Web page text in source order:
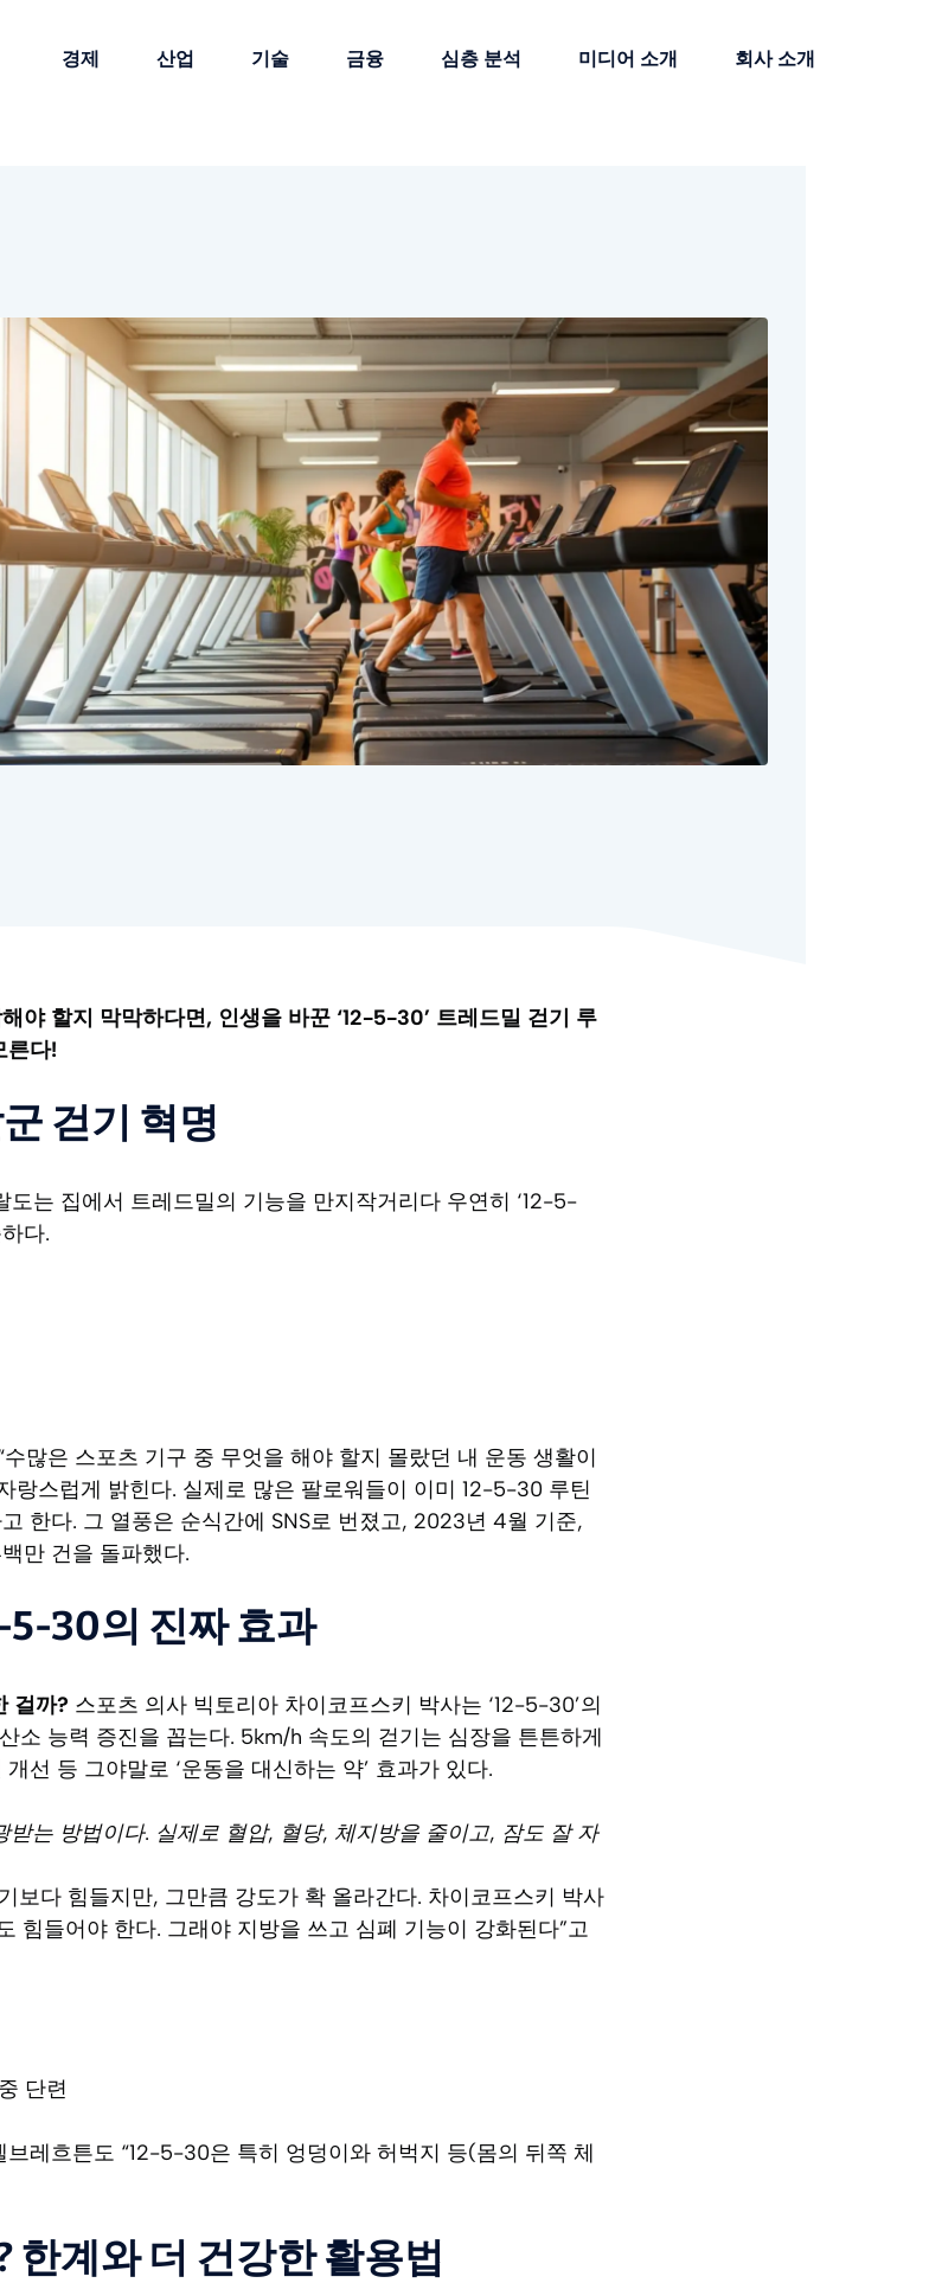
경제 산업 기술 금융 심층 분석 미디어 소개 회사 소개
야 할지 막막하다면, 인생을 바꾼 ‘12-5-30’ 트레드밀 걷기 루
른다!
걷기 혁명
도는 집에서 트레드밀의 기능을 만지작거리다 우연히 ‘12-5-
다.
많은 스포츠 기구 중 무엇을 해야 할지 몰랐던 내 운동 생활이
랑스럽게 밝힌다. 실제로 많은 팔로워들이 이미 12-5-30 루틴
한다. 그 열풍은 순식간에 SNS로 번졌고, 2023년 4월 기준,
만 건을 돌파했다.
5-30의 진짜 효과
걸까? 스포츠 의사 빅토리아 차이코프스키 박사는 ‘12-5-30’의
소 능력 증진을 꼽는다. 5km/h 속도의 걷기는 심장을 튼튼하게
선 등 그야말로 ‘운동을 대신하는 약’ 효과가 있다.
받는 방법이다. 실제로 혈압, 혈당, 체지방을 줄이고, 잠도 잘 자
보다 힘들지만, 그만큼 강도가 확 올라간다. 차이코프스키 박사
힘들어야 한다. 그래야 지방을 쓰고 심폐 기능이 강화된다”고
단련
레흐튼도 “12-5-30은 특히 엉덩이와 허벅지 등(몸의 뒤쪽 체
한계와 더 건강한 활용법